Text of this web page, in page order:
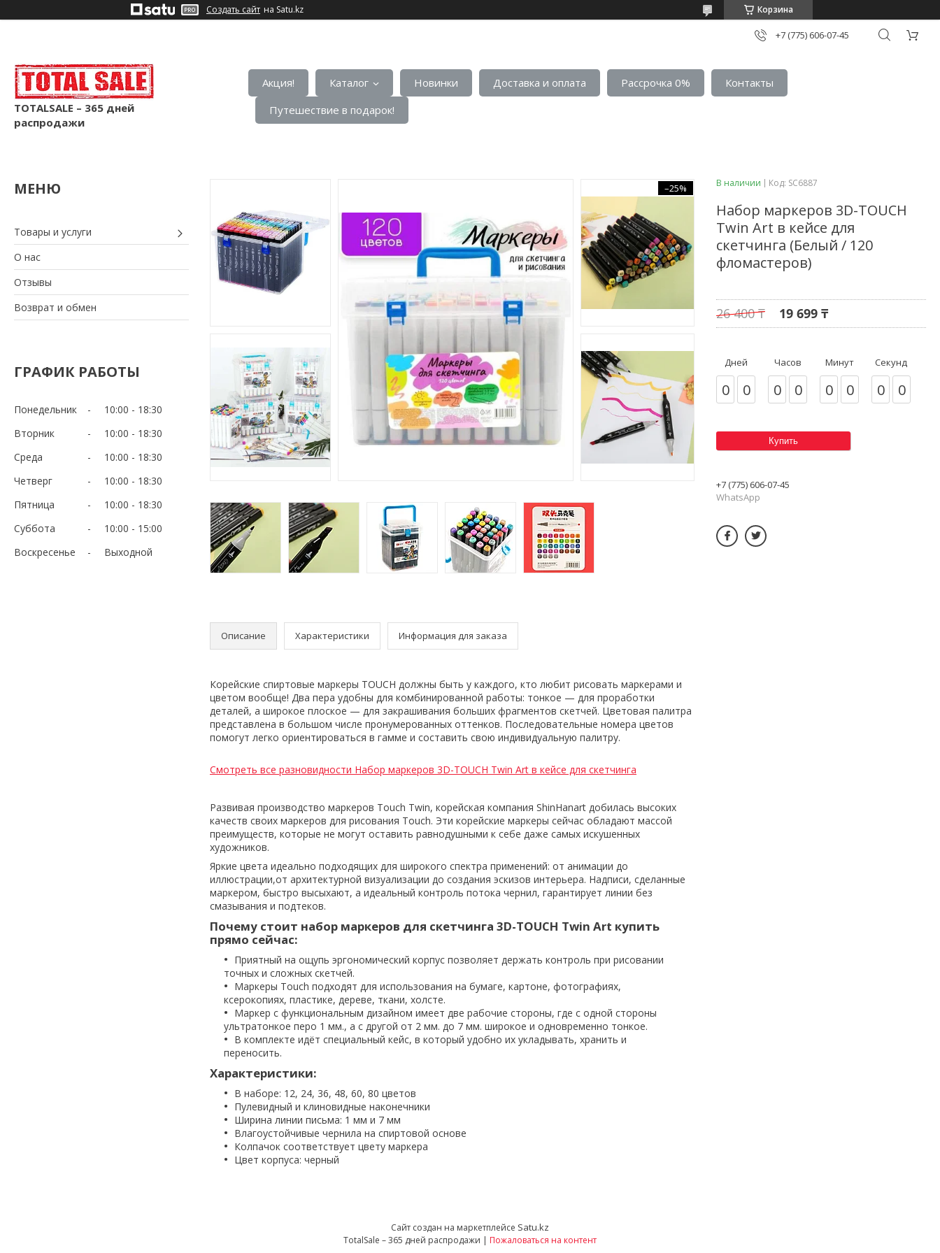
Создать сайт на Satu.kz Корзина
+7 (775) 606-07-45
TOTALSALE – 365 дней
распродажи
Акция! Каталог Новинки Доставка и оплата Рассрочка 0%
Контакты
Путешествие в подарок!
Товары и услуги
О нас
Отзывы
Возврат и обмен
ГРАФИК РАБОТЫ
Понедельник 10:00
18:30
Вторник
10:00
18:30
Среда
10:00
18:30
Четверг
10:00
18:30
Пятница
10:00
18:30
Суббота
10:00
15:00
Воскресенье
Выходной
–25%
Описание Характеристики Информация для заказа
Корейские спиртовые маркеры TOUCH должны быть у каждого, кто любит рисовать маркерами и
цветом вообще! Два пера удобны для комбинированной работы: тонкое — для проработки
деталей, а широкое плоское — для закрашивания больших фрагментов скетчей. Цветовая палитра
представлена в большом числе пронумерованных оттенков. Последовательные номера цветов
помогут легко ориентироваться в гамме и составить свою индивидуальную палитру.
Смотреть все разновидности Набор маркеров 3D-TOUCH Twin Art в кейсе для скетчинга
Развивая производство маркеров Touch Twin, корейская компания ShinHanart добилась высоких
качеств своих маркеров для рисования Touch. Эти корейские маркеры сейчас обладают массой
преимуществ, которые не могут оставить равнодушными к себе даже самых искушенных
художников.
Яркие цвета идеально подходящих для широкого спектра применений: от анимации до
иллюстрации,от архитектурной визуализации до создания эскизов интерьера. Надписи, сделанные
маркером, быстро высыхают, а идеальный контроль потока чернил, гарантирует линии без
смазывания и подтеков.
Почему стоит набор маркеров для скетчинга 3D-TOUCH Twin Art купить
прямо сейчас:
Приятный на ощупь эргономический корпус позволяет держать контроль при рисовании
точных и сложных скетчей.
Маркеры Touch подходят для использования на бумаге, картоне, фотографиях,
ксерокопиях, пластике, дереве, ткани, холсте.
Маркер с функциональным дизайном имеет две рабочие стороны, где с одной стороны
ультратонкое перо 1 мм., а с другой от 2 мм. до 7 мм. широкое и одновременно тонкое.
В комплекте идëт специальный кейс, в который удобно их укладывать, хранить и
переносить.
Характеристики:
В наборе: 12, 24, 36, 48, 60, 80 цветов
Пулевидный и клиновидные наконечники
Ширина линии письма: 1 мм и 7 мм
Влагоустойчивые чернила на спиртовой основе
Колпачок соответствует цвету маркера
Цвет корпуса: черный
В наличии Код: SC6887
Набор маркеров 3D-TOUCH
Twin Art в кейсе для
скетчинга (Белый / 120
фломастеров)
26 400 ₸ 19 699 ₸
Дней
0 0
Часов
0 0
Минут
0 0
Секунд
0 0
Купить
+7 (775) 606-07-45
WhatsApp
Сайт создан на маркетплейсе Satu.kz
TotalSale – 365 дней распродажи | Пожаловаться на контент